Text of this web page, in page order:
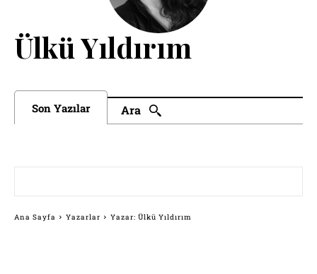
Ülkü Yıldırım
Son Yazılar Ara
Ana Sayfa Yazarlar Yazar: Ülkü Yıldırım